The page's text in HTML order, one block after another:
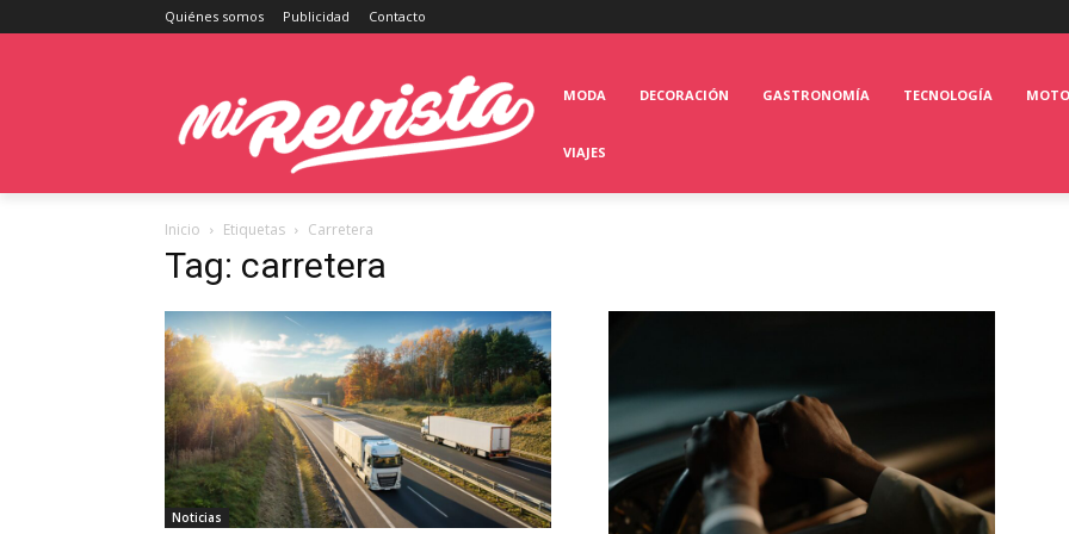
Quiénes somos Publicidad Contacto
MODA DECORACIÓN GASTRONOMÍA TECNOLOGÍA
VIAJES
Inicio Etiquetas Carretera
Tag: carretera
Noticias